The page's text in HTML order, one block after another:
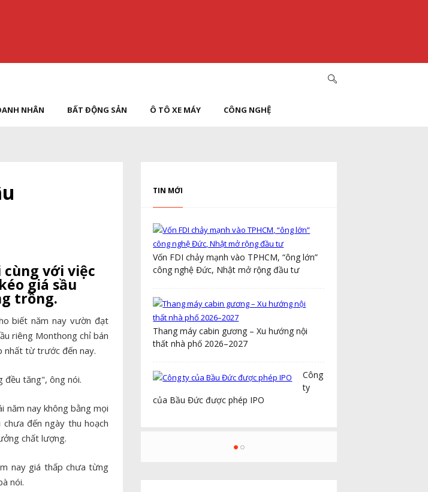
NHÂN BẤT ĐỘNG SẢN Ô TÔ XE MÁY CÔNG NGHỆ
với việc
giá sầu
trồng.
biết năm nay vườn đạt
riêng Monthong chỉ bán
nhất từ trước đến nay.
đều tăng", ông nói.
năm nay không bằng mọi
đến ngày thu hoạch
chất lượng.
nay giá thấp chưa từng
nói.
TIN MỚI
Vốn FDI chảy mạnh vào TPHCM, “ông lớn”
công nghệ Đức, Nhật mở rộng đầu tư
Thang máy cabin gương – Xu hướng nội
thất nhà phố 2026–2027
Công
ty
của Bầu Đức được phép IPO
Hưng Yên sẽ có dự
án nhà xã hội cho
công an hơn 2.200 tỷ đồng
bằng ô tô
Xe điện nội khu cho
giáo dục hiện đại